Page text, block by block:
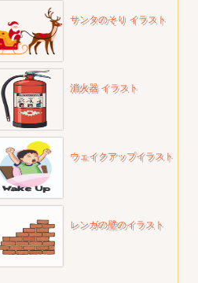
サンタのそり イラスト
消火器 イラスト
ウェイクアップイラスト
レンガの壁のイラスト